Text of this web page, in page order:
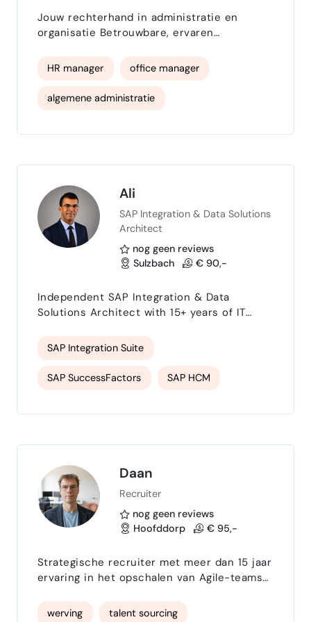
klanten support
Jouw rechterhand in administratie en
organisatie Betrouwbare, ervaren
brengt en werk uit handen neemt. Diensten:
Financiële en algemene administratie Ik
ondersteun je bij (voorbereidende)
financiële en algemene administratieve
en een administratie die altijd op orde is.
HR manager office manager
algemene administratie
Ali
SAP Integration & Data Solutions
Architect
nog geen reviews
Sulzbach
€ 90,-
Independent SAP Integration & Data
Solutions Architect with 15+ years of IT
Specialized in SAP Integration Suite (CPI),
SAP SuccessFactors Integration, SAP HCM,
Enterprise Integration, APIs, OData, Groovy,
optimize secure, scalable, and maintainable
SAP Integration Suite
SAP SuccessFactors SAP HCM
API Integration Daan
Recruiter
nog geen reviews
Hoofddorp
€ 95,-
Strategische recruiter met meer dan 15 jaar
ervaring in het opschalen van Agile-teams
ecommerce, automotive, defensie, FMCG en
werving talent sourcing